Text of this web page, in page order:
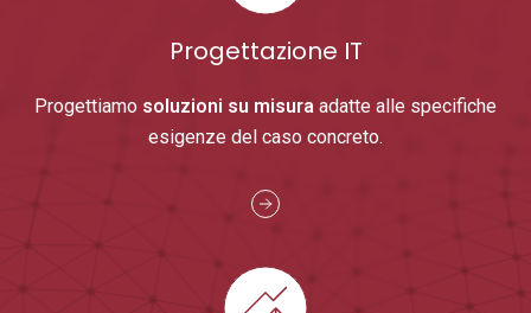
Progettazione IT
Progettiamo soluzioni su misura adatte alle specifiche
esigenze del caso concreto.